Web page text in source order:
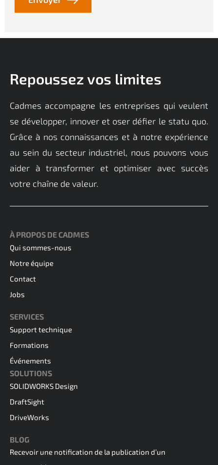
Repoussez vos limites
Cadmes accompagne les entreprises qui veulent
se développer, innover et oser défier le statu quo.
Grâce à nos connaissances et à notre expérience
au sein du secteur industriel, nous pouvons vous
aider à transformer et optimiser avec succès
votre chaîne de valeur.
À PROPOS DE CADMES
Qui sommes-nous
Notre équipe
Contact
Jobs
SERVICES
Support technique
Formations
Événements
SOLUTIONS
SOLIDWORKS Design
DraftSight
DriveWorks
BLOG
Recevoir une notification de la publication d’un